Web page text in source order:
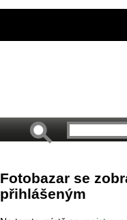
Fotobazar se
přihlášeným